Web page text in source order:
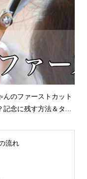
んのファーストカット
記念に残す方法＆タ...
流れ